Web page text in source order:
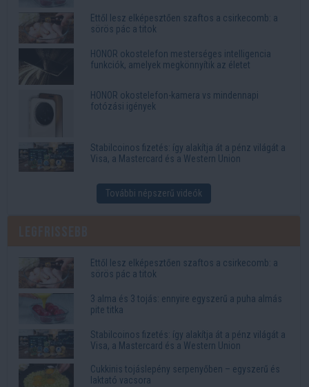
Ettől lesz elképesztően szaftos a csirkecomb: a
sörös pác a titok
HONOR okostelefon mesterséges intelligencia
funkciók, amelyek megkönnyítik az életet
HONOR okostelefon-kamera vs mindennapi
fotózási igények
Stabilcoinos fizetés: így alakítja át a pénz világát a
Visa, a Mastercard és a Western Union
További népszerű videók
Ettől lesz elképesztően szaftos a csirkecomb: a
sörös pác a titok
3 alma és 3 tojás: ennyire egyszerű a puha almás
pite titka
Stabilcoinos fizetés: így alakítja át a pénz világát a
Visa, a Mastercard és a Western Union
Cukkinis tojáslepény serpenyőben – egyszerű és
laktató vacsora